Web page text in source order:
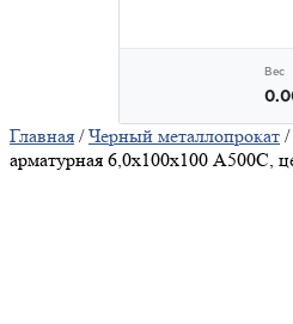
Главная /Черный металлопрокат /
арматурная 6,0х100х100 А500С,